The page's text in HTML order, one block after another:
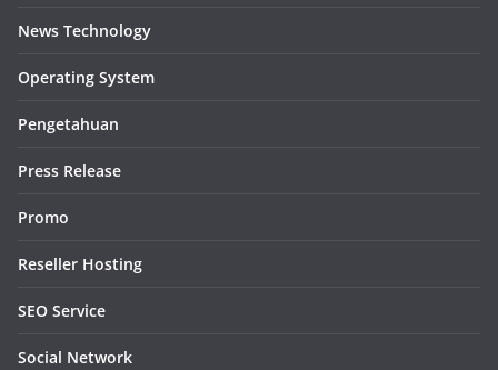
News Technology
Operating System
Pengetahuan
Press Release
Promo
Reseller Hosting
SEO Service
Social Network